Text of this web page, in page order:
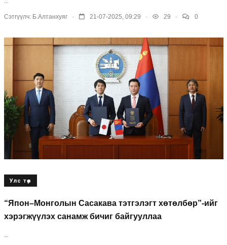
Сэтгүүлч: Б.Алтанхуяг . 21-07-2025, 09:29 . 29 . 0
Улс төр
“Япон–Монголын Сасакава тэтгэлэгт хөтөлбөр”-ийг
хэрэгжүүлэх санамж бичиг байгууллаа